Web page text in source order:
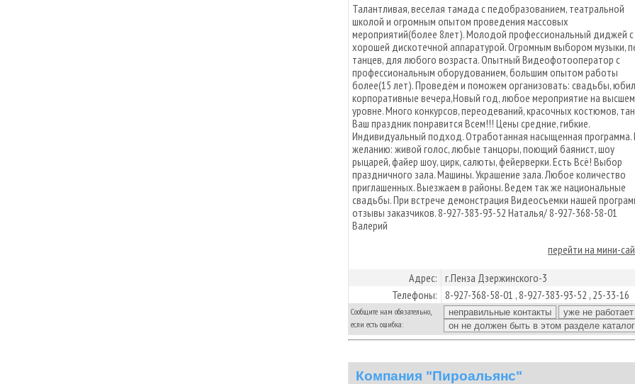
Талантливая, веселая тамада с педобразованием, театральной
школой и огромным опытом проведения массовых
мероприятий(более 8лет). Молодой профессиональный диджей с
хорошей дискотечной аппаратурой. Огромным выбором музыки,
танцев, для любого возраста. Опытный Видеофотооператор с
профессиональным оборудованием, большим опытом работы
более(15 лет). Проведём и поможем организовать: свадьбы,
корпоративные вечера,Новый год, любое мероприятие на высшем
уровне. Много конкурсов, переодеваний, красочных костюмов,
Ваш праздник понравится Всем!!! Цены средние, гибкие.
Индивидуальный подход. Отработанная насыщенная программа.
желанию: живой голос, любые танцоры, поющий баянист, шоу
рыцарей, файер шоу, цирк, салюты, фейерверки. Есть Всё! Выбор
праздничного зала. Машины. Украшение зала. Любое количество
приглашенных. Выезжаем в районы. Ведем так же национальные
свадьбы. При встрече демонстрация Видеосъемки нашей
отзывы заказчиков. 8-927-383-93-52 Наталья/ 8-927-368-58-01
Валерий
перейти на мини-
Адрес: г.Пенза Дзержинского-3
Телефоны: 8-927-368-58-01 , 8-927-383-93-52 , 25-33-16
Сообщите нам обязательно,
если есть ошибка:
Компания "Пироальянс"